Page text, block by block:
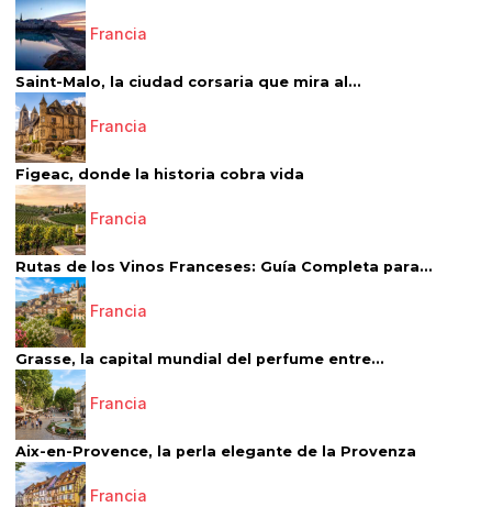
Francia
Saint-Malo, la ciudad corsaria que mira al...
Francia
Figeac, donde la historia cobra vida
Francia
Rutas de los Vinos Franceses: Guía Completa para...
Francia
Grasse, la capital mundial del perfume entre...
Francia
Aix-en-Provence, la perla elegante de la Provenza
Francia